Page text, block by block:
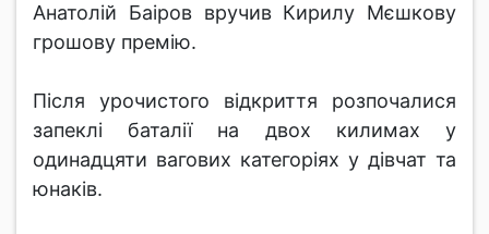
Анатолій Баіров вручив Кирилу Мєшкову
грошову премію.
Після урочистого відкриття розпочалися
запеклі баталії на двох килимах у
одинадцяти вагових категоріях у дівчат та
юнаків.